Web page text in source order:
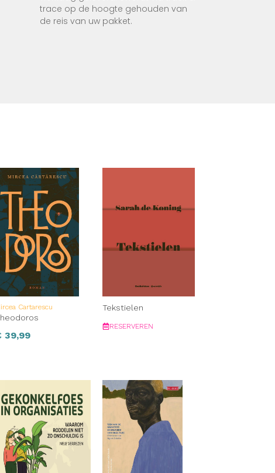
trace op de hoogte gehouden van
de reis van uw pakket.
Cartarescu
39,99
Tekstielen
RESERVEREN